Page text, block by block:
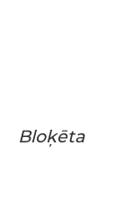
Bloķēta